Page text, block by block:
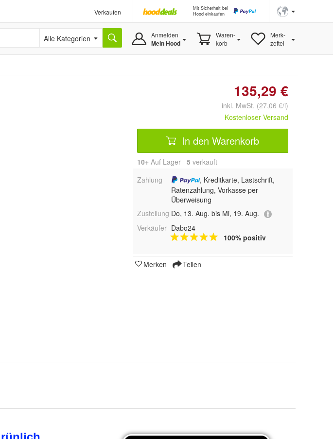
Verkaufen
Mit Sicherheit bei
Hood einkaufen
Alle Kategorien Anmelden
Mein Hood
Waren-
korb
Merk-
zettel
135,29 €
inkl. MwSt. (27,06 €/l)
Kostenloser Versand
In den Warenkorb
10+ Auf Lager 5 verkauft
Zahlung
, Kreditkarte, Lastschrift,
Ratenzahlung, Vorkasse per
Überweisung
Zustellung Do, 13. Aug. bis Mi, 19. Aug.
Verkäufer Dabo24
100% positiv
Merken Teilen